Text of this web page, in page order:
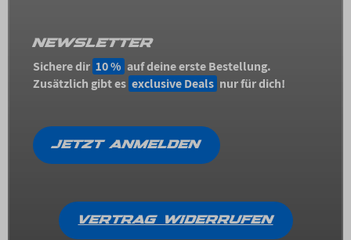
NEWSLETTER
Sichere dir 10 % auf deine erste Bestellung.
Zusätzlich gibt es exclusive Deals nur für dich!
JETZT ANMELDEN
VERTRAG WIDERRUFEN